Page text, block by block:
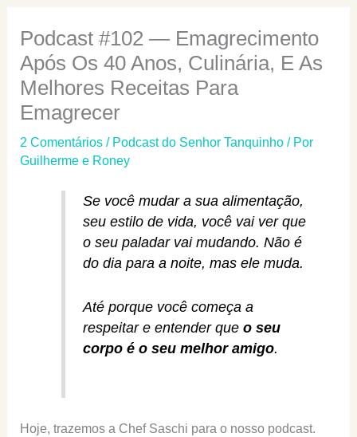
Podcast #102 — Emagrecimento
Após Os 40 Anos, Culinária, E As
Melhores Receitas Para
Emagrecer
2 Comentários / Podcast do Senhor Tanquinho/ Por
Guilherme e Roney
Se você mudar a sua alimentação,
seu estilo de vida, você vai ver que
o seu paladar vai mudando. Não é
do dia para a noite, mas ele muda.
Até porque você começa a
respeitar e entender que o seu
corpo é o seu melhor amigo.
Hoje, trazemos a Chef Saschi para o nosso podcast.